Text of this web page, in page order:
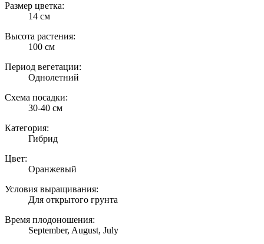
Размер цветка:
14 см
Высота растения:
100 см
Период вегетации:
Однолетний
Схема посадки:
30-40 см
Категория:
Гибрид
Цвет:
Оранжевый
Условия выращивания:
Для открытого грунта
Время плодоношения:
September, August, July